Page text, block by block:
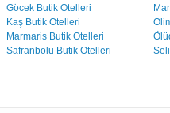
Göcek Butik Otelleri
Kaş Butik Otelleri
Marmaris Butik Otelleri
Safranbolu Butik Otelleri